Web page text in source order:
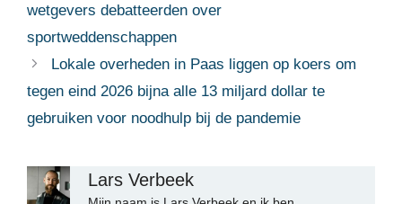
wetgevers debatteerden over
sportweddenschappen
Lokale overheden in Paas liggen op koers om
tegen eind 2026 bijna alle 13 miljard dollar te
gebruiken voor noodhulp bij de pandemie
Lars Verbeek